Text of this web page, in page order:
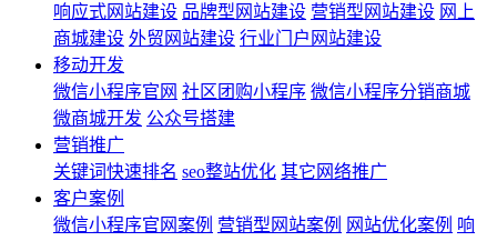
响应式网站建设 品牌型网站建设 营销型网站建设 网上
商城建设 外贸网站建设 行业门户网站建设
移动开发
微信小程序官网 社区团购小程序 微信小程序分销商城
微商城开发 公众号搭建
营销推广
关键词快速排名 seo整站优化 其它网络推广
客户案例
微信小程序官网案例 营销型网站案例 网站优化案例 响